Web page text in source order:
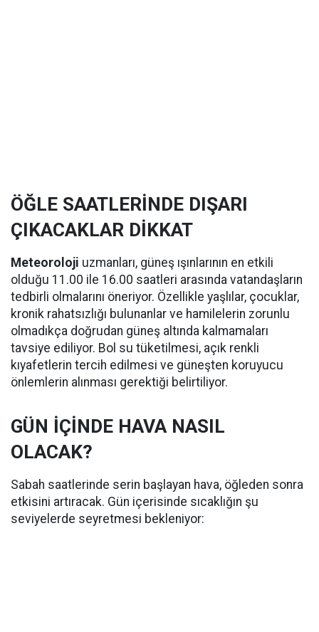
ÖĞLE SAATLERİNDE DIŞARI
ÇIKACAKLAR DİKKAT
Meteoroloji uzmanları, güneş ışınlarının en etkili
olduğu 11.00 ile 16.00 saatleri arasında vatandaşların
tedbirli olmalarını öneriyor. Özellikle yaşlılar, çocuklar,
kronik rahatsızlığı bulunanlar ve hamilelerin zorunlu
olmadıkça doğrudan güneş altında kalmamaları
tavsiye ediliyor. Bol su tüketilmesi, açık renkli
kıyafetlerin tercih edilmesi ve güneşten koruyucu
önlemlerin alınması gerektiği belirtiliyor.
GÜN İÇİNDE HAVA NASIL
OLACAK?
Sabah saatlerinde serin başlayan hava, öğleden sonra
etkisini artıracak. Gün içerisinde sıcaklığın şu
seviyelerde seyretmesi bekleniyor: